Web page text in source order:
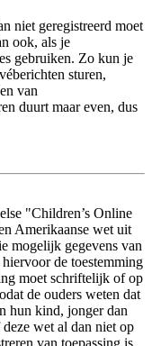
niet geregistreerd moet
ook, als je
gebruiken. Zo kun je
sturen,
van
duurt maar even, dus
"Children’s Online
Amerikaanse wet uit
mogelijk gegevens van
de toestemming
moet schriftelijk of op
de ouders weten dat
hun kind, jonger dan
wet al dan niet op
van toepassing is,